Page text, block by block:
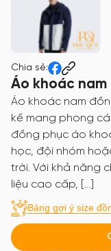
Chia sẻ:
Áo khoác nam
Áo khoác nam
kế mang phong
đồng phục áo
học, đội nhóm
trời. Với khả năng
liệu cao cấp, […]
Bảng gợi ý size